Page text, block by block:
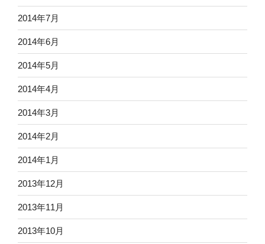
2014年7月
2014年6月
2014年5月
2014年4月
2014年3月
2014年2月
2014年1月
2013年12月
2013年11月
2013年10月